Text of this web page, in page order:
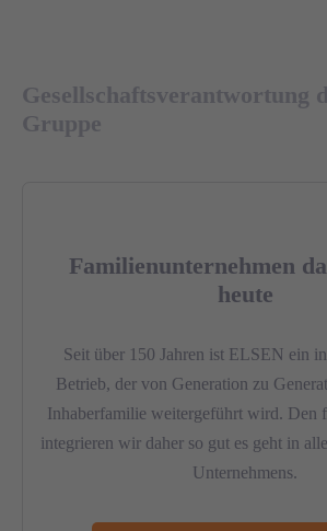
Gesellschaftsverantwortung
Gruppe
Familienunternehmen
heute
Seit über 150 Jahren ist ELSEN ein
Betrieb, der von Generation zu
Inhaberfamilie weitergeführt wird. Den
integrieren wir daher so gut es geht in
Unternehmens.